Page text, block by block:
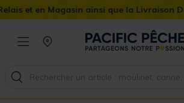
en Magasin ainsi que la Livraison